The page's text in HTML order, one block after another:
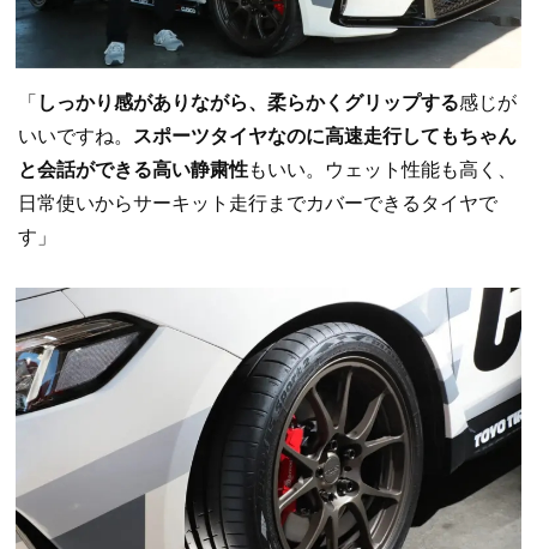
「 しっかり感がありながら、柔らかくグリップする感じが
いいですね。
スポーツタイヤなのに高速走行してもちゃん
と会話ができる高い静粛性もいい。ウェット性能も高く、
日常使いからサーキット走行までカバーできるタイヤで
す」